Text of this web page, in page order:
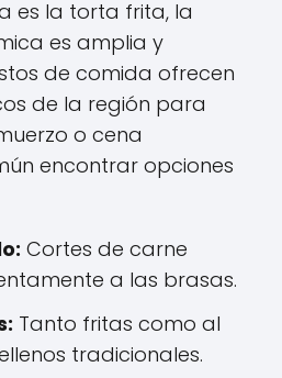
es la torta frita, la
es amplia y
de comida ofrecen
de la región para
o cena
encontrar opciones
Cortes de carne
a las brasas.
Tanto fritas como al
tradicionales.